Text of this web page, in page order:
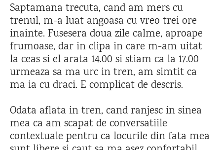
Saptamana trecuta, cand am mers cu
trenul, m-a luat angoasa cu vreo trei ore
inainte. Fusesera doua zile calme, aproape
frumoase, dar in clipa in care m-am uitat
la ceas si el arata 14.00 si stiam ca la 17.00
urmeaza sa ma urc in tren, am simtit ca
ma ia cu draci. E complicat de descris.
Odata aflata in tren, cand ranjesc in sinea
mea ca am scapat de conversatiile
contextuale pentru ca locurile din fata mea